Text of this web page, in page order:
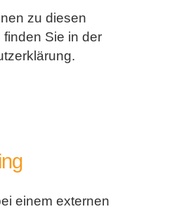
zu diesen
Sie in der
einem externen